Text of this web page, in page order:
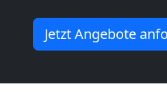
Jetzt Angebote
Beiladung
National